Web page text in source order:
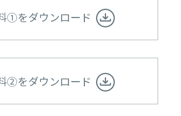
①をダウンロード
②をダウンロード